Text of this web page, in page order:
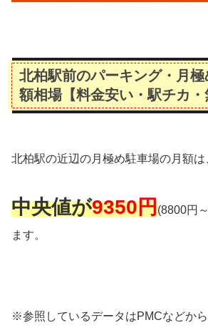
北柏駅前のパーキング・月極
額相場【料金安い・駅チカ・
北柏駅の近辺の月極め駐車場の月額は
中央値が9350円(8800円
ます。
※参照しているデータはPMCなどか